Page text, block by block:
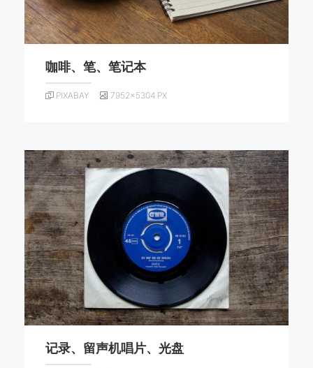
咖啡、笔、笔记本
PIXABAY 7952×5304 PX
记录、留声机唱片、光盘